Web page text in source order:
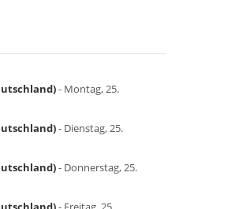
- Montag, 25.
- Dienstag, 25.
- Donnerstag, 25.